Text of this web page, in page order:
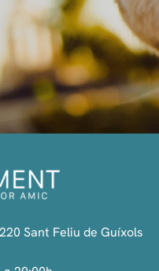
Sant Feliu de Guíxols